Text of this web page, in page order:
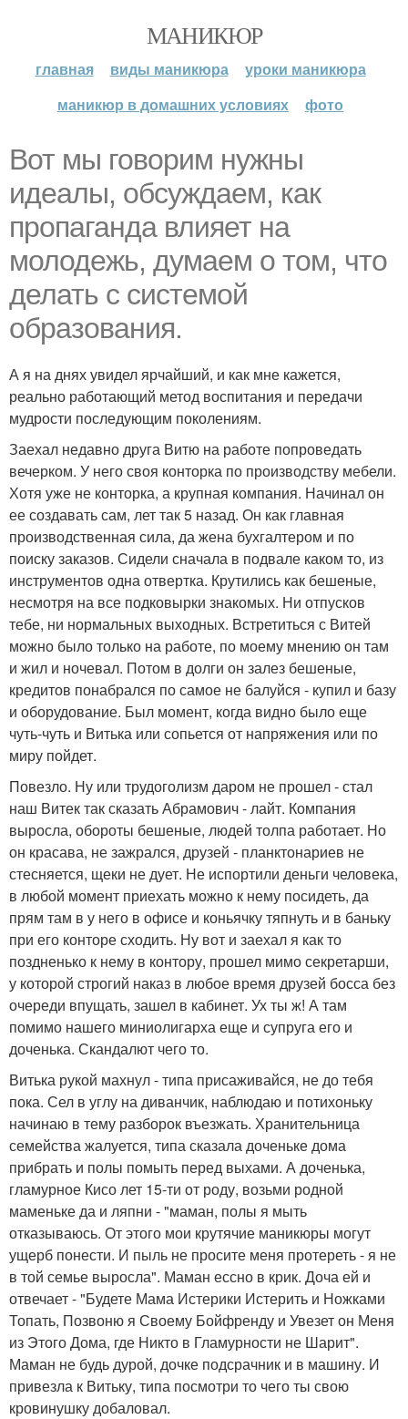
МАНИКЮР
главная виды маникюра
уроки маникюра
маникюр в домашних условиях
фото
Вот мы говорим нужны
идеалы, обсуждаем, как
пропаганда влияет на
молодежь, думаем о том, что
делать с системой
образования.
А я на днях увидел ярчайший, и как мне кажется,
реально работающий метод воспитания и передачи
мудрости последующим поколениям.
Заехал недавно друга Витю на работе попроведать
вечерком. У него своя конторка по производству мебели.
Хотя уже не конторка, а крупная компания. Начинал он
ее создавать сам, лет так 5 назад. Он как главная
производственная сила, да жена бухгалтером и по
поиску заказов. Сидели сначала в подвале каком то, из
инструментов одна отвертка. Крутились как бешеные,
несмотря на все подковырки знакомых. Ни отпусков
тебе, ни нормальных выходных. Встретиться с Витей
можно было только на работе, по моему мнению он там
и жил и ночевал. Потом в долги он залез бешеные,
кредитов понабрался по самое не балуйся - купил и базу
и оборудование. Был момент, когда видно было еще
чуть-чуть и Витька или сопьется от напряжения или по
миру пойдет.
Повезло. Ну или трудоголизм даром не прошел - стал
наш Витек так сказать Абрамович - лайт. Компания
выросла, обороты бешеные, людей толпа работает. Но
он красава, не зажрался, друзей - планктонариев не
стесняется, щеки не дует. Не испортили деньги человека,
в любой момент приехать можно к нему посидеть, да
прям там в у него в офисе и коньячку тяпнуть и в баньку
при его конторе сходить. Ну вот и заехал я как то
поздненько к нему в контору, прошел мимо секретарши,
у которой строгий наказ в любое время друзей босса без
очереди впущать, зашел в кабинет. Ух ты ж! А там
помимо нашего миниолигарха еще и супруга его и
доченька. Скандалют чего то.
Витька рукой махнул - типа присаживайся, не до тебя
пока. Сел в углу на диванчик, наблюдаю и потихоньку
начинаю в тему разборок въезжать. Хранительница
семейства жалуется, типа сказала доченьке дома
прибрать и полы помыть перед выхами. А доченька,
гламурное Кисо лет 15-ти от роду, возьми родной
маменьке да и ляпни - "маман, полы я мыть
отказываюсь. От этого мои крутячие маникюры могут
ущерб понести. И пыль не просите меня протереть - я не
в той семье выросла". Маман ессно в крик. Доча ей и
отвечает - "Будете Мама Истерики Истерить и Ножками
Топать, Позвоню я Своему Бойфренду и Увезет он Меня
из Этого Дома, где Никто в Гламурности не Шарит".
Маман не будь дурой, дочке подсрачник и в машину. И
привезла к Витьку, типа посмотри то чего ты свою
кровинушку добаловал.